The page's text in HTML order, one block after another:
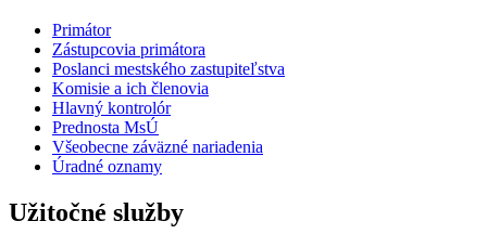
Primátor
Zástupcovia primátora
Poslanci mestského zastupiteľstva
Komisie a ich členovia
Hlavný kontrolór
Prednosta MsÚ
Všeobecne záväzné nariadenia
Úradné oznamy
Užitočné služby